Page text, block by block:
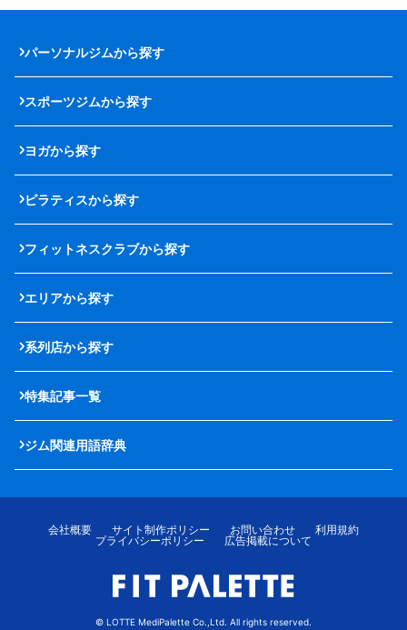
パーソナルジムから探す
スポーツジムから探す
ヨガから探す
ピラティスから探す
フィットネスクラブから探す
エリアから探す
系列店から探す
特集記事一覧
ジム関連用語辞典
会社概要 サイト制作ポリシー お問い合わせ
利用規約
プライバシーポリシー
広告掲載について
© LOTTE MediPalette Co.,Ltd. All rights reserved.